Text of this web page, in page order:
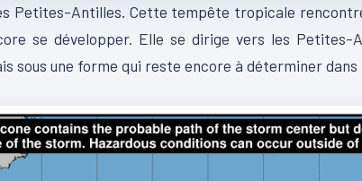
Petites-Antilles. Cette tempête tropicale
se développer. Elle se dirige vers les
sous une forme qui reste encore à déterminer